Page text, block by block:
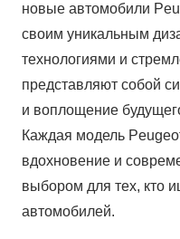
новые автомобили
своим уникальным
технологиями и
представляют собой
и воплощение
Каждая модель
вдохновение и
выбором для тех, кто
автомобилей.